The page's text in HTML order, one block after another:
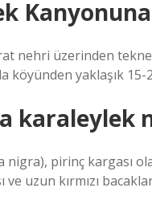
nehri üzerinden
köyünden yaklaşık
karaleylek
nigra), pirinç kargası
ve uzun kırmızı